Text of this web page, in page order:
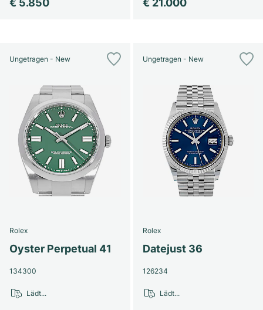
€ 5.850 € 21.000
Ungetragen - New
Rolex
Oyster Perpetual 41
134300
Lädt...
Ungetragen - New
Rolex
Datejust 36
126234
Lädt...